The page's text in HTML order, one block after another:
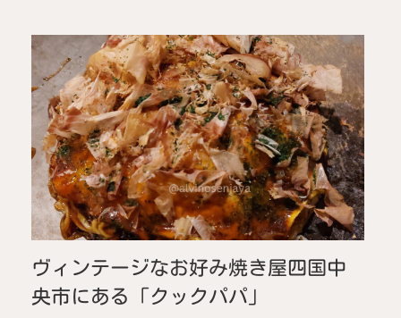
ヴィンテージなお好み焼き屋四国中
央市にある「クックパパ」